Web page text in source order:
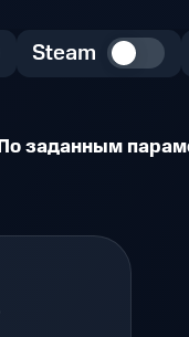
Steam
заданным